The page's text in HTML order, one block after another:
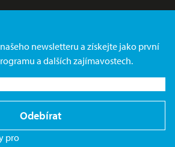
newsletteru a získejte jako první
a dalších zajímavostech.
Odebírat
pro